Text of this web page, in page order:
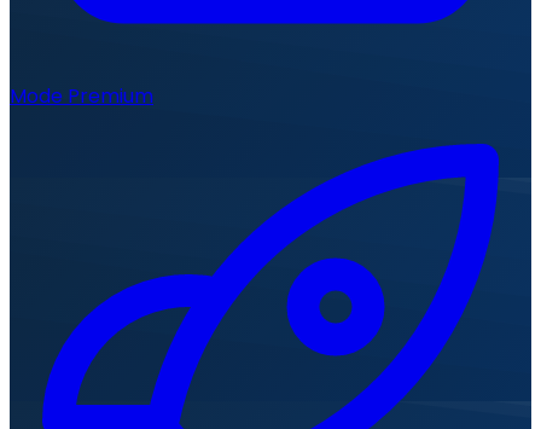
Mode Premium